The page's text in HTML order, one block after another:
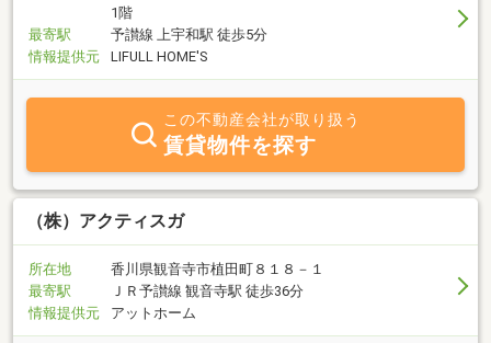
1階
最寄駅
予讃線 上宇和駅 徒歩5分
情報提供元
LIFULL HOME'S
この不動産会社が取り扱う
賃貸物件を探す
（株）アクティスガ
所在地
香川県観音寺市植田町８１８－１
最寄駅
ＪＲ予讃線 観音寺駅 徒歩36分
情報提供元
アットホーム